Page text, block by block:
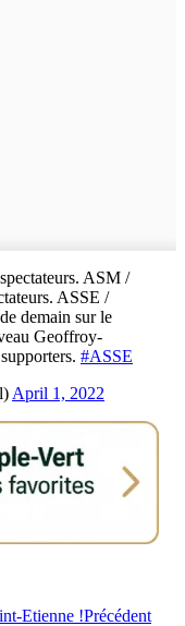
ASM /
ASSE /
de demain sur le
Geoffroy-
#ASSE
April 1, 2022
Etienne !Précédent